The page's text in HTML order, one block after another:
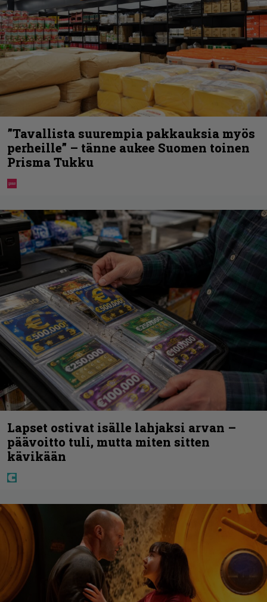
”Tavallista suurempia pakkauksia myös
perheille” – tänne aukee Suomen toinen
Prisma Tukku
Lapset ostivat isälle lahjaksi arvan –
päävoitto tuli, mutta miten sitten
kävikään